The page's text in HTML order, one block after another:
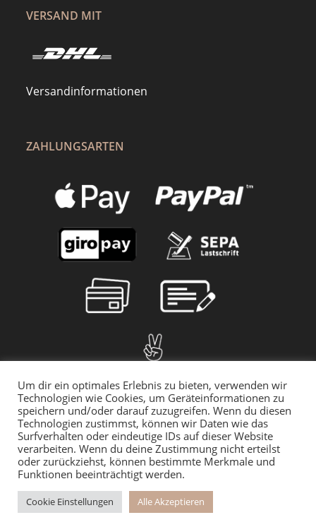
VERSAND MIT
Versandinformationen
ZAHLUNGSARTEN
© 2025 myMILLA | Alle Preise inkl. der gesetzlichen MwSt. | *Gilt für
Um dir ein optimales Erlebnis zu bieten, verwenden wir
Technologien wie Cookies, um Geräteinformationen zu
speichern und/oder darauf zuzugreifen. Wenn du diesen
Technologien zustimmst, können wir Daten wie das
Surfverhalten oder eindeutige IDs auf dieser Website
verarbeiten. Wenn du deine Zustimmung nicht erteilst
oder zurückziehst, können bestimmte Merkmale und
Funktionen beeinträchtigt werden.
Cookie Einstellungen Alle Akzeptieren